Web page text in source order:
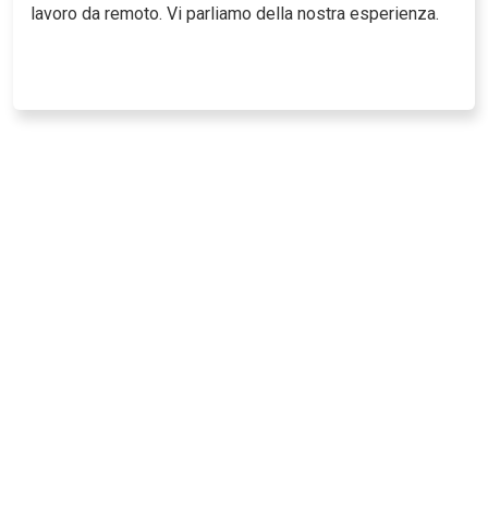
lavoro da remoto. Vi parliamo della nostra esperienza.